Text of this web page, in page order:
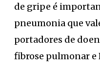
de gripe é
pneumonia que
portadores de
fibrose pulmonar e